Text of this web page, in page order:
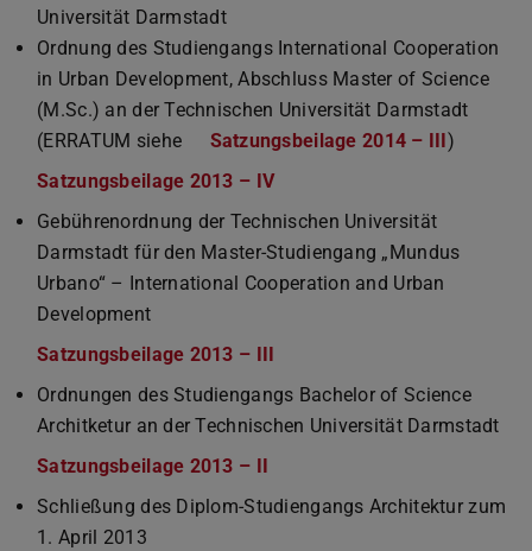
Universität Darmstadt
Ordnung des Studiengangs International Cooperation
in Urban Development, Abschluss Master of Science
(M.Sc.) an der Technischen Universität Darmstadt
(ERRATUM siehe
Satzungsbeilage 2014 – III (PDF-
(wird in
)
Satzungsbeilage 2013 – IV(PDF-Datei)
(wird in neuem Tab
Gebührenordnung der Technischen Universität
Darmstadt für den Master-Studiengang „Mundus
Urbano“ – International Cooperation and Urban
Development
Satzungsbeilage 2013 – III
Ordnungen des Studiengangs Bachelor of Science
Architketur an der Technischen Universität Darmstadt
Satzungsbeilage 2013 – II
Schließung des Diplom-Studiengangs Architektur zum
1. April 2013